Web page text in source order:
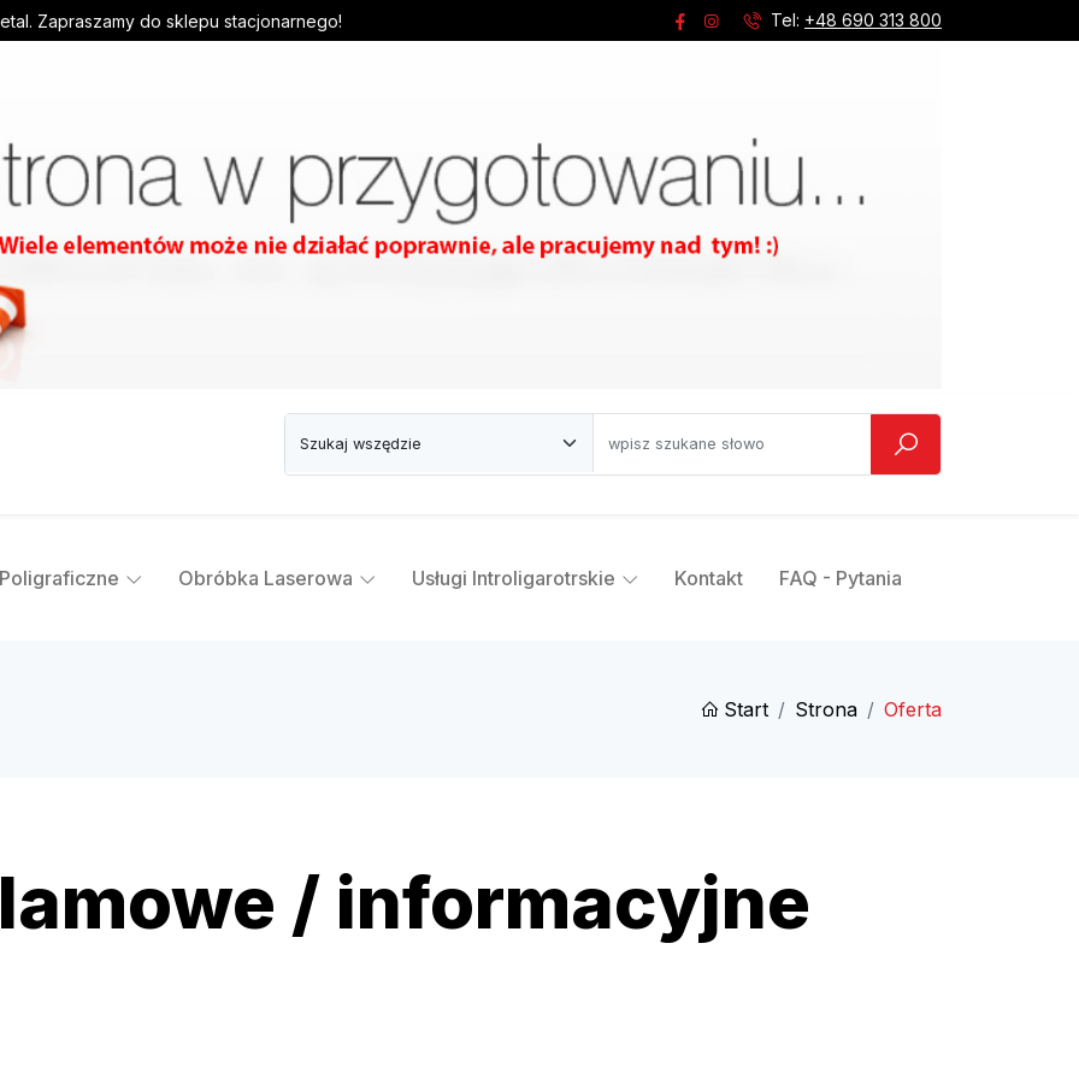
Zapraszamy do sklepu stacjonarnego! Tel: +48 690 313 800
Obróbka Laserowa Usługi Introligarotrskie Kontakt FAQ - Pytania
Start Strona Oferta
/ informacyjne